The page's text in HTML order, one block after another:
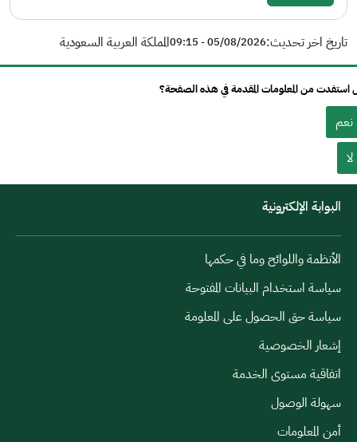
تاريخ اخر تحديث:05/08/2026 - 09:15 المملكة العربية السعودية
استفدت من المعلومات المقدمة في هذه الصفحة؟
نعم
لا
البوابة الإلكترونية
الأنظمة واللوائح وما في حكمها
سياسة استخدام البيانات المفتوحة
سياسة حق الحصول على المعلومة
إشعار الخصوصية
اتفاقية مستوى الخدمة
سهولة الوصول
أمن المعلومات